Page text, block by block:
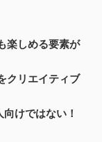
楽しめる要素が
クリエイティブ
けではない！